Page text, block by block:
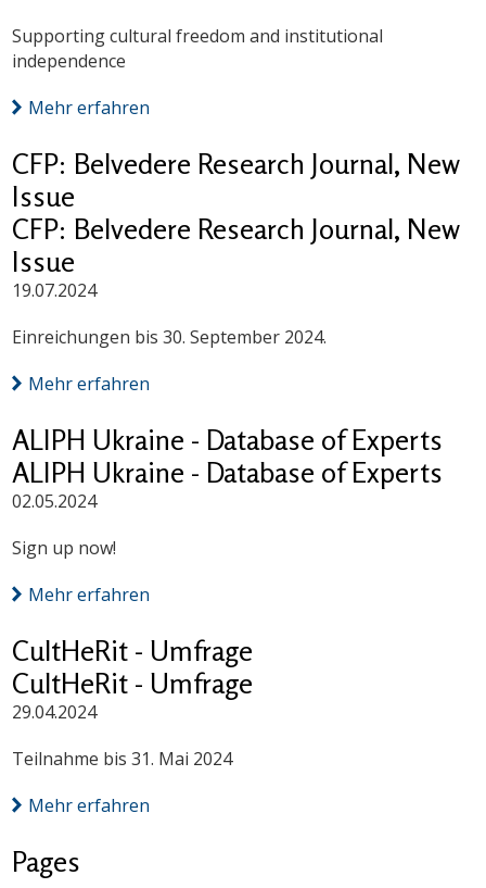
Supporting cultural freedom and institutional
independence
Mehr erfahren
CFP: Belvedere Research Journal, New
Issue
CFP: Belvedere Research Journal, New
Issue
19.07.2024
Einreichungen bis 30. September 2024.
Mehr erfahren
ALIPH Ukraine - Database of Experts
ALIPH Ukraine - Database of Experts
02.05.2024
Sign up now!
Mehr erfahren
CultHeRit - Umfrage
CultHeRit - Umfrage
29.04.2024
Teilnahme bis 31. Mai 2024
Mehr erfahren
Pages